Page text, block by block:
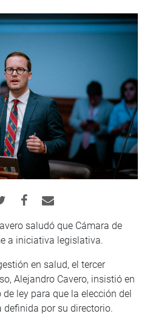
saludó que Cámara de
a iniciativa legislativa.
en salud, el tercer
Alejandro Cavero, insistió en
ley para que la elección del
definida por su directorio.